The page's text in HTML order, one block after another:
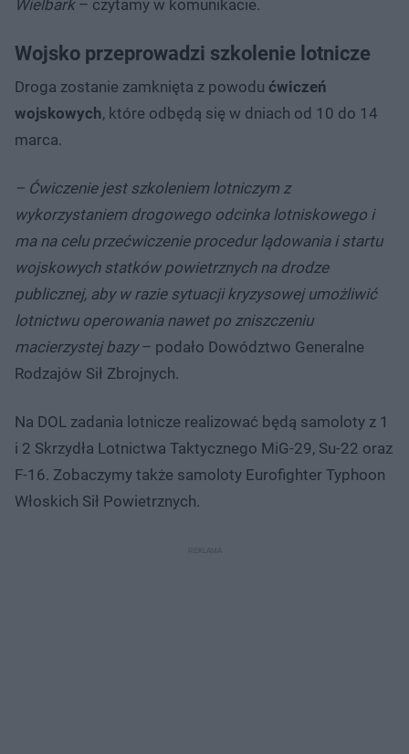
Wielbark– czytamy w komunikacie.
Wojsko przeprowadzi szkolenie lotnicze
Droga zostanie zamknięta z powodu ćwiczeń
wojskowych, które odbędą się w dniach od 10 do 14
marca.
– Ćwiczenie jest szkoleniem lotniczym z
wykorzystaniem drogowego odcinka lotniskowego i
ma na celu przećwiczenie procedur lądowania i startu
wojskowych statków powietrznych na drodze
publicznej, aby w razie sytuacji kryzysowej umożliwić
lotnictwu operowania nawet po zniszczeniu
macierzystej bazy– podało Dowództwo Generalne
Rodzajów Sił Zbrojnych.
Na DOL zadania lotnicze realizować będą samoloty z 1
i 2 Skrzydła Lotnictwa Taktycznego MiG-29, Su-22 oraz
F-16. Zobaczymy także samoloty Eurofighter Typhoon
Włoskich Sił Powietrznych.